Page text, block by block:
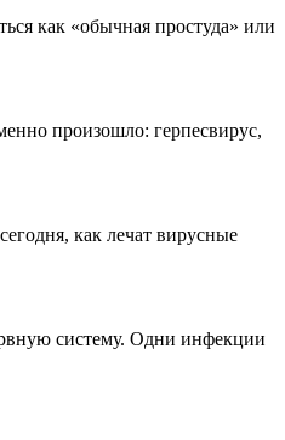
как «обычная простуда» или
произошло: герпесвирус,
как лечат вирусные
систему. Одни инфекции